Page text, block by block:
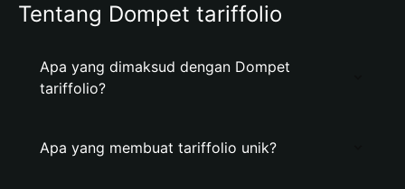
Tentang Dompet tariffolio
Apa yang dimaksud dengan Dompet
tariffolio?
Apa yang membuat tariffolio unik?